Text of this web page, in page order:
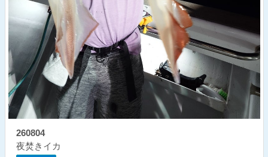
260804
夜焚きイカ